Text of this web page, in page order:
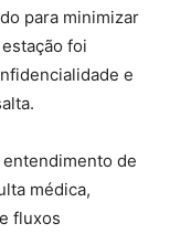
para minimizar
foi
e
de
médica,
fluxos